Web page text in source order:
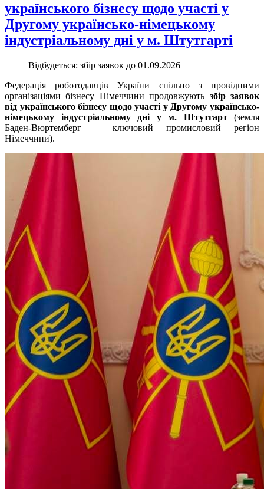
українського бізнесу щодо участі у
Другому українсько-німецькому
індустріальному дні у м. Штутгарті
Відбудеться: збір заявок до 01.09.2026
Федерація роботодавців України спільно з провідними
організаціями бізнесу Німеччини продовжують збір заявок
від українського бізнесу щодо участі у Другому українсько-
німецькому індустріальному дні у м. Штутгарт(земля
Баден-Вюртемберг – ключовий промисловий регіон
Німеччини).